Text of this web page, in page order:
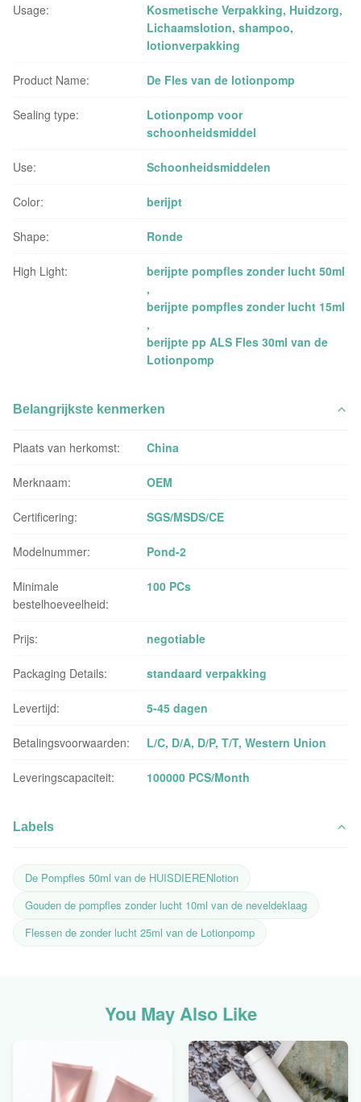
Usage:
Kosmetische Verpakking, Huidzorg,
Lichaamslotion, shampoo,
lotionverpakking
Product Name: De Fles van de lotionpomp
Sealing type:
Lotionpomp voor
schoonheidsmiddel
Use: Schoonheidsmiddelen
Color: berijpt
Shape: Ronde
High Light:
berijpte pompfles zonder lucht 50ml
,
berijpte pompfles zonder lucht 15ml
,
berijpte pp ALS Fles 30ml van de
Lotionpomp
Belangrijkste kenmerken
Plaats van herkomst: China
Merknaam: OEM
Certificering: SGS/MSDS/CE
Modelnummer: Pond-2
Minimale
bestelhoeveelheid:
100 PCs
Prijs: negotiable
Packaging Details: standaard verpakking
Levertijd: 5-45 dagen
Betalingsvoorwaarden: L/C, D/A, D/P, T/T, Western Union
Leveringscapaciteit: 100000 PCS/Month
Labels
De Pompfles 50ml van de HUISDIERENlotion
Gouden de pompfles zonder lucht 10ml van de neveldeklaag
Flessen de zonder lucht 25ml van de Lotionpomp
You May Also Like